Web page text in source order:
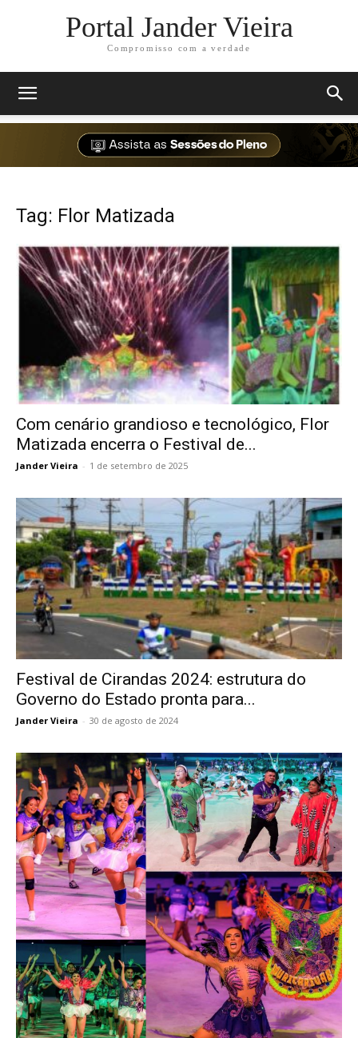
Portal Jander Vieira
Compromisso com a verdade
Tag: Flor Matizada
Com cenário grandioso e tecnológico, Flor
Matizada encerra o Festival de...
Jander Vieira - 1 de setembro de 2025
Festival de Cirandas 2024: estrutura do
Governo do Estado pronta para...
Jander Vieira - 30 de agosto de 2024